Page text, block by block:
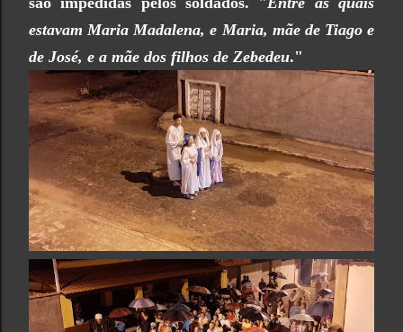
estavam Maria Madalena, e Maria, mãe de Tiago e
de José, e a mãe dos filhos de Zebedeu."